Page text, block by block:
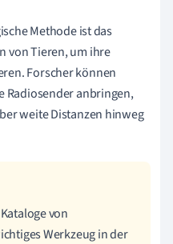
Methode ist das
von Tieren, um ihre
Forscher können
Radiosender anbringen,
weite Distanzen hinweg
von
Werkzeug in der